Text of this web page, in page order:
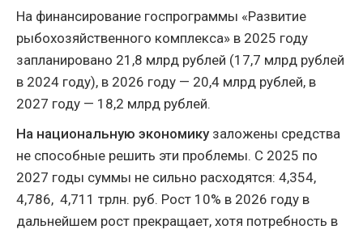
На финансирование госпрограммы «Развитие
рыбохозяйственного комплекса» в 2025 году
запланировано 21,8 млрд рублей (17,7 млрд рублей
в 2024 году), в 2026 году — 20,4 млрд рублей, в
2027 году — 18,2 млрд рублей.
На национальную экономику заложены средства
не способные решить эти проблемы. С 2025 по
2027 годы суммы не сильно расходятся: 4,354,
4,786, 4,711 трлн. руб. Рост 10% в 2026 году в
дальнейшем рост прекращает, хотя потребность в